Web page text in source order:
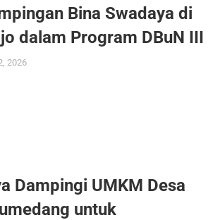
Bina Swadaya di
dalam Program DBuN III
2026
Dampingi UMKM Desa
untuk